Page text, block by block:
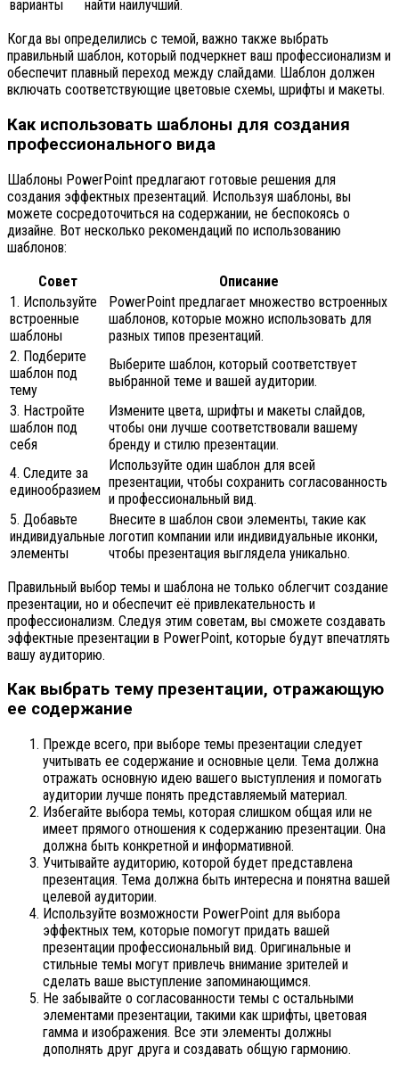
варианты
найти наилучший.
Когда вы определились с темой, важно также выбрать
правильный шаблон, который подчеркнет ваш профессионализм и
обеспечит плавный переход между слайдами. Шаблон должен
включать соответствующие цветовые схемы, шрифты и макеты.
Как использовать шаблоны для создания
профессионального вида
Шаблоны PowerPoint предлагают готовые решения для
создания эффектных презентаций. Используя шаблоны, вы
можете сосредоточиться на содержании, не беспокоясь о
дизайне. Вот несколько рекомендаций по использованию
шаблонов:
Совет
Описание
1. Используйте
встроенные
шаблоны
PowerPoint предлагает множество встроенных
шаблонов, которые можно использовать для
разных типов презентаций.
2. Подберите
шаблон под
тему
Выберите шаблон, который соответствует
выбранной теме и вашей аудитории.
3. Настройте
шаблон под
себя
Измените цвета, шрифты и макеты слайдов,
чтобы они лучше соответствовали вашему
бренду и стилю презентации.
4. Следите за
единообразием
Используйте один шаблон для всей
презентации, чтобы сохранить согласованность
и профессиональный вид.
5. Добавьте
индивидуальные
элементы
Внесите в шаблон свои элементы, такие как
логотип компании или индивидуальные иконки,
чтобы презентация выглядела уникально.
Правильный выбор темы и шаблона не только облегчит создание
презентации, но и обеспечит её привлекательность и
профессионализм. Следуя этим советам, вы сможете создавать
эффектные презентации в PowerPoint, которые будут впечатлять
вашу аудиторию.
Как выбрать тему презентации, отражающую
ее содержание
Прежде всего, при выборе темы презентации следует
учитывать ее содержание и основные цели. Тема должна
отражать основную идею вашего выступления и помогать
аудитории лучше понять представляемый материал.
Избегайте выбора темы, которая слишком общая или не
имеет прямого отношения к содержанию презентации. Она
должна быть конкретной и информативной.
Учитывайте аудиторию, которой будет представлена
презентация. Тема должна быть интересна и понятна вашей
целевой аудитории.
Используйте возможности PowerPoint для выбора
эффектных тем, которые помогут придать вашей
презентации профессиональный вид. Оригинальные и
стильные темы могут привлечь внимание зрителей и
сделать ваше выступление запоминающимся.
Не забывайте о согласованности темы с остальными
элементами презентации, такими как шрифты, цветовая
гамма и изображения. Все эти элементы должны
дополнять друг друга и создавать общую гармонию.